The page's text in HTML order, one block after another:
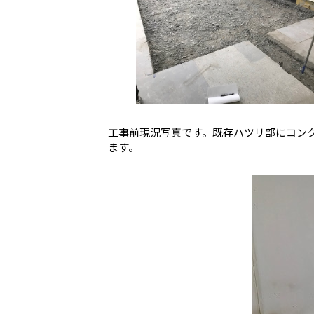
工事前現況写真です。既存ハツリ部にコ
ます。